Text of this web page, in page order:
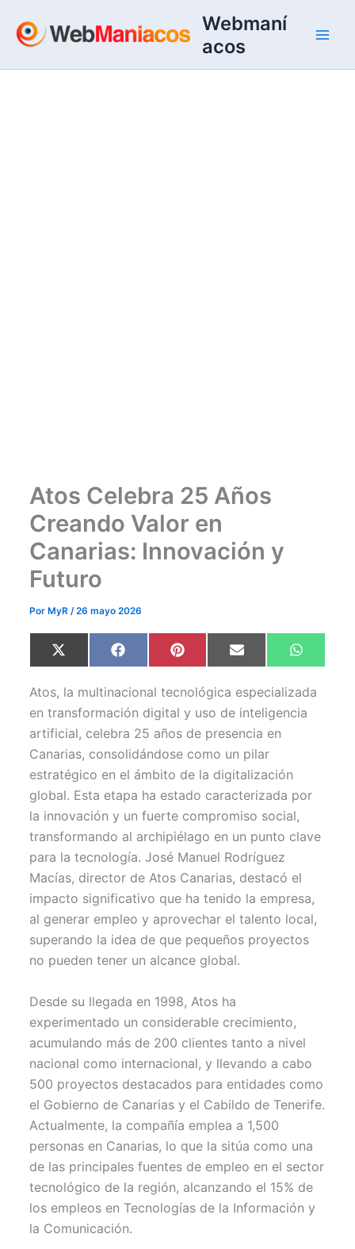
contenido
Webmaní
acos
Atos Celebra 25 Años
Creando Valor en
Canarias: Innovación y
Futuro
Por MyR/26 mayo 2026
Compartir
en
X
(
w
i
t
t
e
)
Compartir
en
F
a
e
b
o
o
k
Compartir
en
P
i
t
e
r
e
s
Compartir
en
E
m
i
l
en
W
h
t
s
A
p
Atos, la multinacional tecnológica especializada
en transformación digital y uso de inteligencia
artificial, celebra 25 años de presencia en
Canarias, consolidándose como un pilar
estratégico en el ámbito de la digitalización
global. Esta etapa ha estado caracterizada por
la innovación y un fuerte compromiso social,
transformando al archipiélago en un punto clave
para la tecnología. José Manuel Rodríguez
Macías, director de Atos Canarias, destacó el
impacto significativo que ha tenido la empresa,
al generar empleo y aprovechar el talento local,
superando la idea de que pequeños proyectos
no pueden tener un alcance global.
Desde su llegada en 1998, Atos ha
experimentado un considerable crecimiento,
acumulando más de 200 clientes tanto a nivel
nacional como internacional, y llevando a cabo
500 proyectos destacados para entidades como
el Gobierno de Canarias y el Cabildo de Tenerife.
Actualmente, la compañía emplea a 1,500
personas en Canarias, lo que la sitúa como una
de las principales fuentes de empleo en el sector
tecnológico de la región, alcanzando el 15% de
los empleos en Tecnologías de la Información y
la Comunicación.